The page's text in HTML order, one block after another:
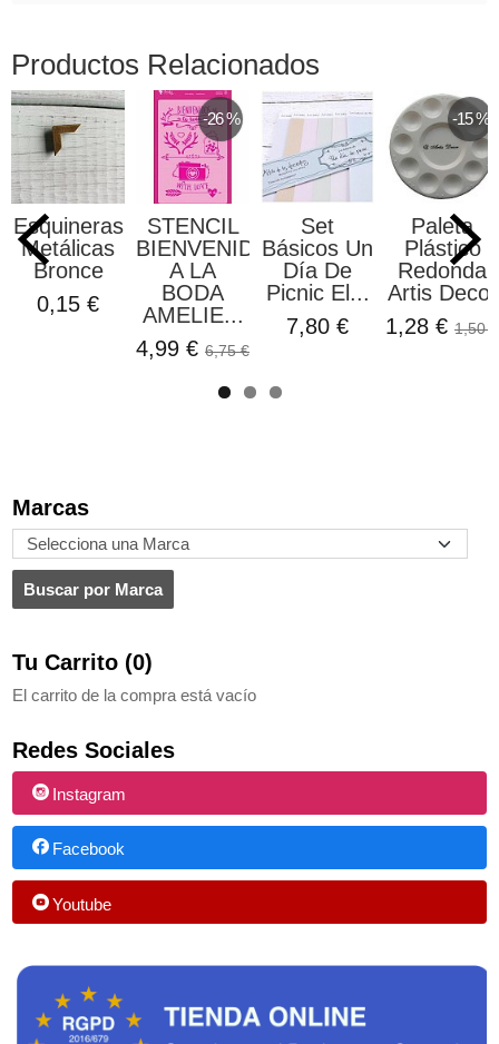
Marcas
Tu Carrito (0)
El carrito de la compra está vacío
Redes Sociales
Instagram
Facebook
Youtube
Productos Relacionados
Esquineras
Metálicas
Bronce
0,15 €
-26 %
STENCIL
BIENVENIDOS
A LA
BODA
AMELIE...
4,99 € 6,75 €
Set
Básicos Un
Día De
Picnic El...
7,80 €
-15 %
Paleta
Plástico
Redonda
Artis Decor
1,28 € 1,50 €